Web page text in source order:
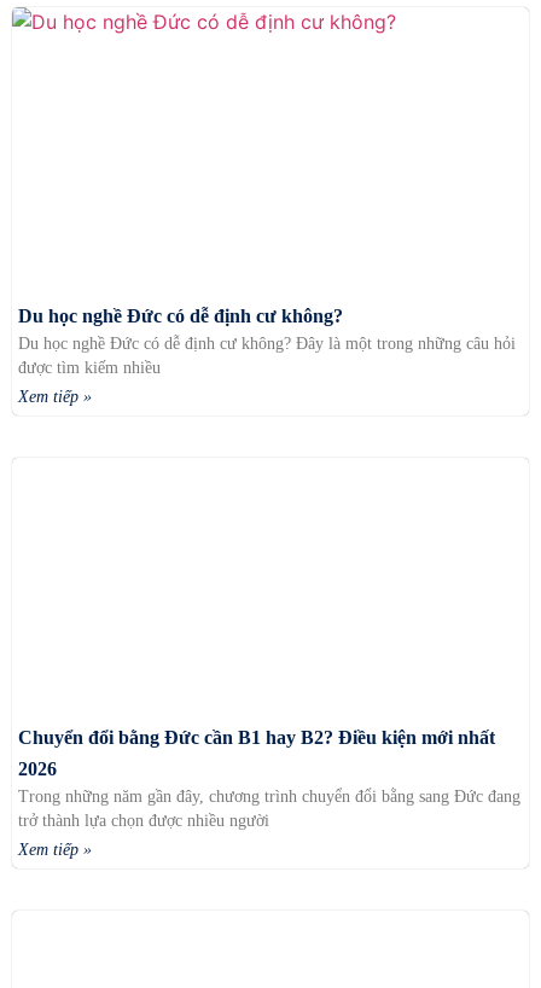
Du học nghề Đức có dễ định cư không?
Du học nghề Đức có dễ định cư không? Đây là một trong những câu hỏi
được tìm kiếm nhiều
Xem tiếp »
Chuyển đổi bằng Đức cần B1 hay B2? Điều kiện mới nhất
2026
Trong những năm gần đây, chương trình chuyển đổi bằng sang Đức đang
trở thành lựa chọn được nhiều người
Xem tiếp »